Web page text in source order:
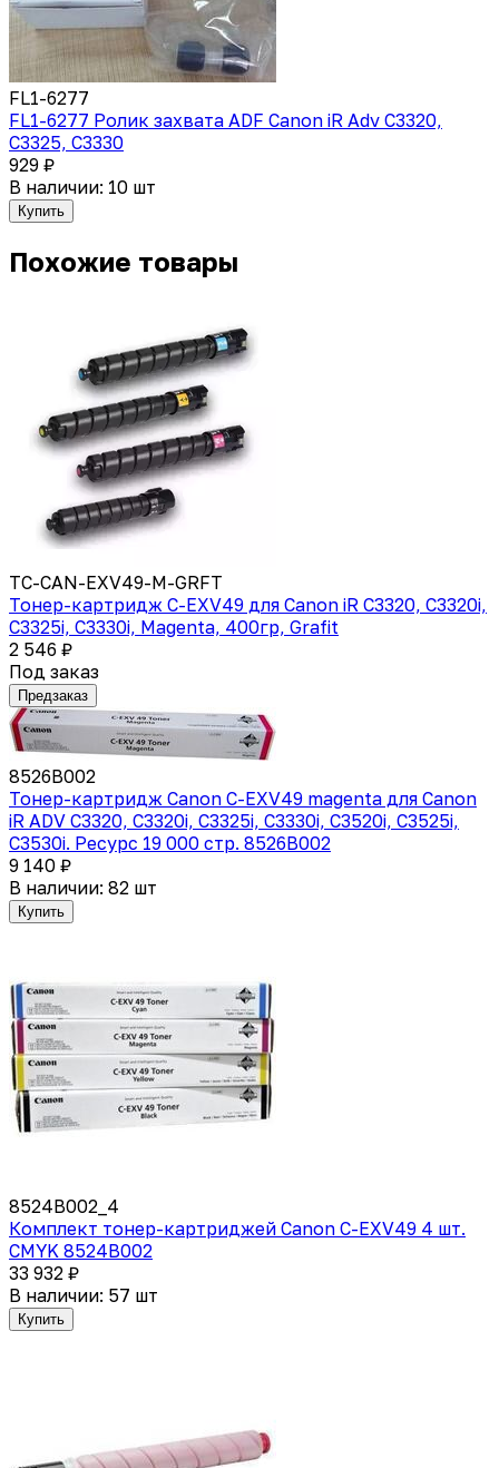
FL1-6277
FL1-6277 Ролик захвата ADF Canon iR Adv C3320,
C3325, C3330
929 ₽
В наличии: 10 шт
Купить
Похожие товары
TC-CAN-EXV49-M-GRFT
Тонер-картридж C-EXV49 для Canon iR C3320, C3320i,
C3325i, C3330i, Magenta, 400гр, Grafit
2 546 ₽
Под заказ
Предзаказ
8526B002
Тонер-картридж Canon C-EXV49 magenta для Canon
iR ADV C3320, C3320i, C3325i, C3330i, C3520i, C3525i,
C3530i. Ресурс 19 000 стр. 8526B002
9 140 ₽
В наличии: 82 шт
Купить
8524B002_4
Комплект тонер-картриджей Canon C-EXV49 4 шт.
CMYK 8524B002
33 932 ₽
В наличии: 57 шт
Купить